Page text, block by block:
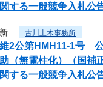
する一般競争入札公
古川土木事務所
維2公第HMH11-1号
（無電柱化）（国補
する一般競争入札公